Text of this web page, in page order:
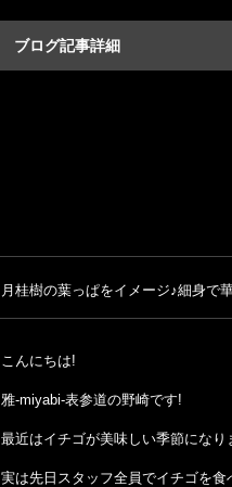
ブログ記事詳細
月桂樹の葉っぱをイメージ♪細身で
こんにちは!
雅-miyabi-表参道の野崎です!
最近はイチゴが美味しい季節になり
実は先日スタッフ全員でイチゴを